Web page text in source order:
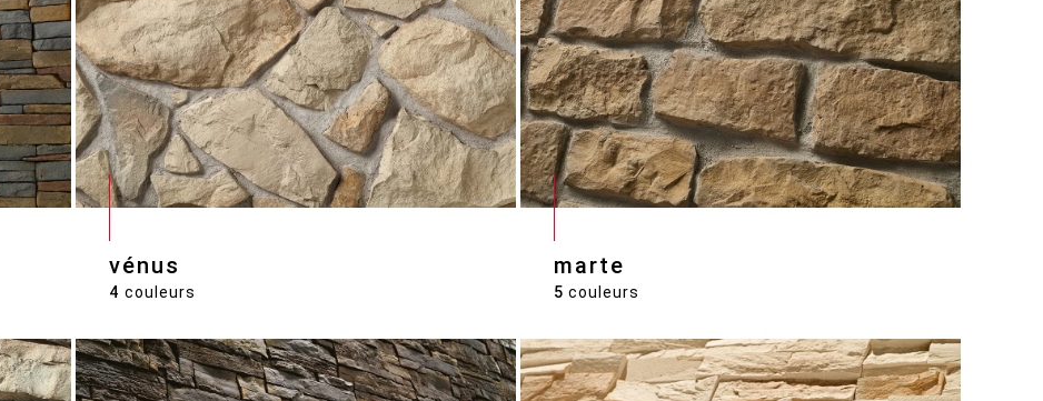
vénus
4 couleurs
marte
5 couleurs